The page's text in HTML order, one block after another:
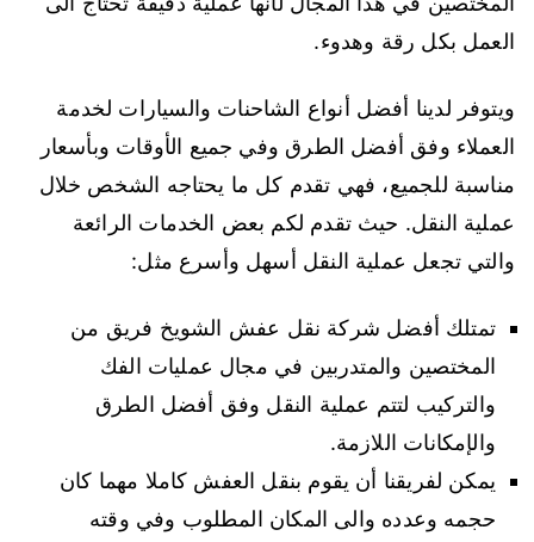
العمل بكل رقة وهدوء.
ويتوفر لدينا أفضل أنواع الشاحنات والسيارات لخدمة
العملاء وفق أفضل الطرق وفي جميع الأوقات وبأسعار
مناسبة للجميع، فهي تقدم كل ما يحتاجه الشخص خلال
عملية النقل. حيث تقدم لكم بعض الخدمات الرائعة
والتي تجعل عملية النقل أسهل وأسرع مثل:
تمتلك أفضل شركة نقل عفش الشويخ فريق من
المختصين والمتدربين في مجال عمليات الفك
والتركيب لتتم عملية النقل وفق أفضل الطرق
والإمكانات اللازمة.
يمكن لفريقنا أن يقوم بنقل العفش كاملا مهما كان
حجمه وعدده والى المكان المطلوب وفي وقته